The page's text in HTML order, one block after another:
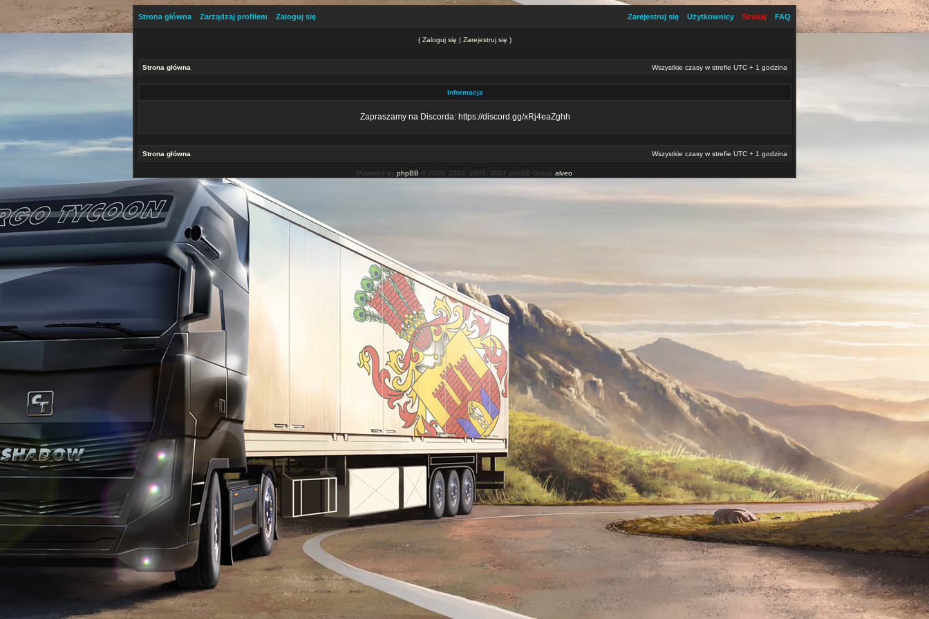
Strona główna Zarządzaj profilem Zaloguj się FAQ
Szukaj
Użytkownicy
Zarejestruj się
( Zaloguj się | Zarejestruj się )
Strona główna Wszystkie czasy w strefie UTC + 1 godzina
Informacja
Zapraszamy na Discorda: https://discord.gg/xRj4eaZghh
Strona główna Wszystkie czasy w strefie UTC + 1 godzina
Powered by phpBB © 2000, 2002, 2005, 2007 phpBB Group alveo